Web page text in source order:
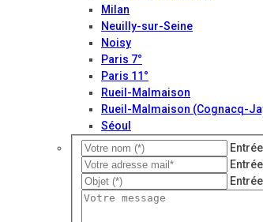
Milan
Neuilly-sur-Seine
Noisy
Paris 7°
Paris 11°
Rueil-Malmaison
Rueil-Malmaison (Cognacq-
Séoul